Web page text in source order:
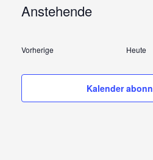
Anstehende
Vorherige
Heute
Kalender